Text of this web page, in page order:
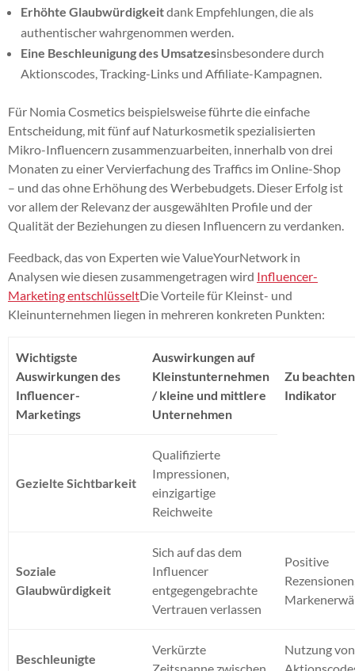
Erhöhte Glaubwürdigkeitdank Empfehlungen, die als
authentischer wahrgenommen werden.
Eine Beschleunigung des Umsatzesinsbesondere durch
Aktionscodes, Tracking-Links und Affiliate-Kampagnen.
Für Nomia Cosmetics beispielsweise führte die einfache
Entscheidung, mit fünf auf Naturkosmetik spezialisierten
Mikro-Influencern zusammenzuarbeiten, innerhalb von drei
Monaten zu einer Vervierfachung des Traffics im Online-Shop
– und das ohne Erhöhung des Werbebudgets. Dieser Erfolg ist
vor allem der Relevanz der ausgewählten Profile und der
Qualität der Beziehungen zu diesen Influencern zu verdanken.
Feedback, das von Experten wie ValueYourNetwork in
Analysen wie diesen zusammengetragen wird Influencer-
Marketing entschlüsseltDie Vorteile für Kleinst- und
Kleinunternehmen liegen in mehreren konkreten Punkten:
Wichtigste
Auswirkungen des
Influencer-
Marketings
Auswirkungen auf
Kleinstunternehmen
/ kleine und mittlere
Unternehmen
Zu
Indikator
Gezielte Sichtbarkeit
Qualifizierte
Impressionen,
einzigartige
Reichweite
Soziale
Glaubwürdigkeit
Sich auf das dem
Influencer
entgegengebrachte
Vertrauen verlassen
Positive
Beschleunigte
Verkürzte
Nutzung von